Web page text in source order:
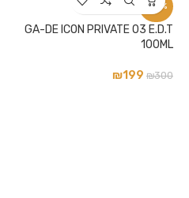
-34%
GA-DE ICON PRIVATE 03 E.D.T
100ML
₪300
₪199